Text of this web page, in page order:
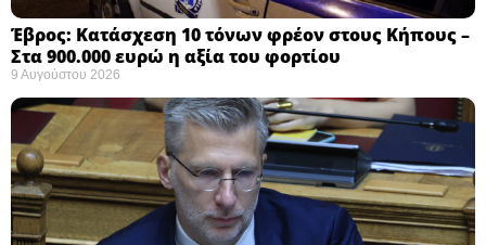
Έβρος: Κατάσχεση 10 τόνων φρέον στους Κήπους –
Στα 900.000 ευρώ η αξία του φορτίου ​
9 Αυγούστου 2026